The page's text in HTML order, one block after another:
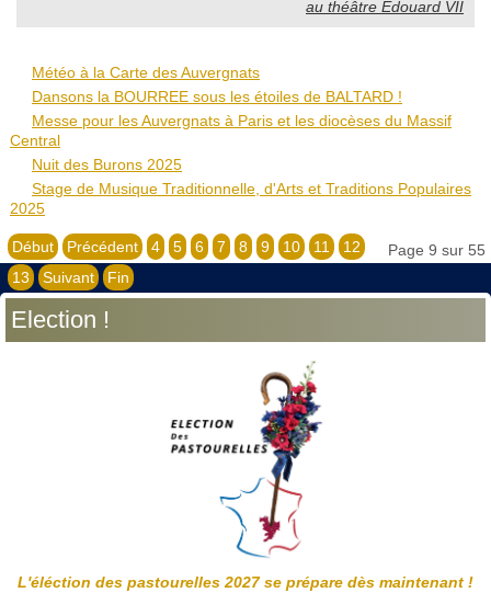
au théâtre Édouard VII
Météo à la Carte des Auvergnats
Dansons la BOURREE sous les étoiles de BALTARD !
Messe pour les Auvergnats à Paris et les diocèses du Massif
Central
Nuit des Burons 2025
Stage de Musique Traditionnelle, d'Arts et Traditions Populaires
2025
Page 9 sur 55
Début Précédent 4 5 6 7 8 9 10 11
12
13
Suivant Fin
Election !
L'éléction des pastourelles 2027 se prépare dès maintenant !